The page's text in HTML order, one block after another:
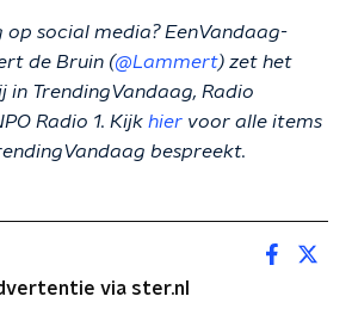
social media? EenVandaag-
de Bruin (@Lammert) zet het
in TrendingVandaag, Radio
Radio 1. Kijk hier voor alle items
bespreekt.
via ster.nl